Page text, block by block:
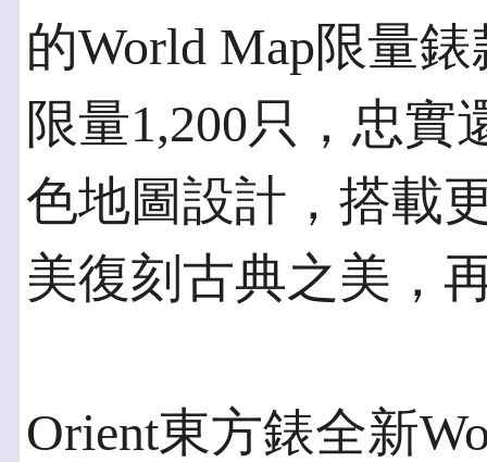
的World Map限量
限量1,200只，忠實
色地圖設計，搭載
美復刻古典之美，
Orient東方錶全新